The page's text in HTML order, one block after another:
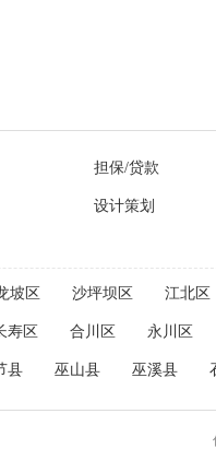
担保/贷款
设计策划
坡区 沙坪坝区 江北区
寿区 合川区 永川区
县 巫山县 巫溪县